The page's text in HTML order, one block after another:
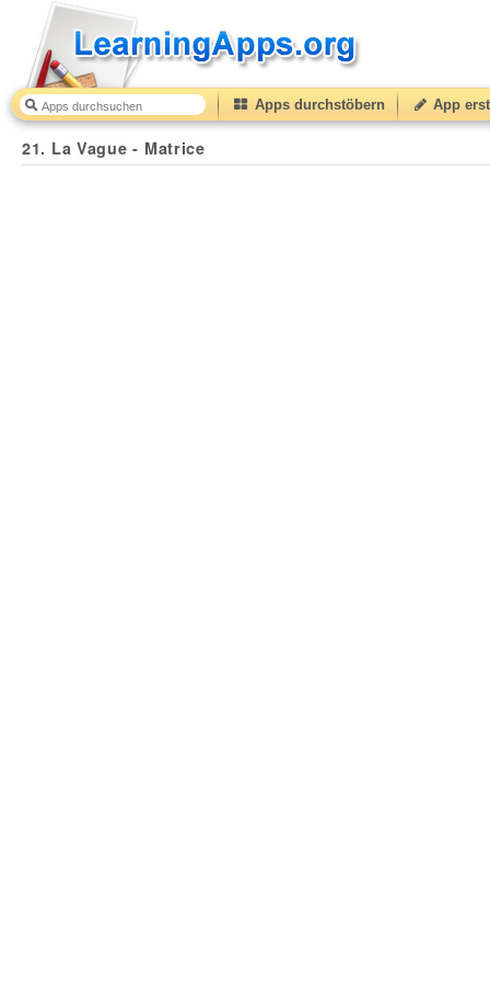
Apps durchstöbern App
21. La Vague - Matrice